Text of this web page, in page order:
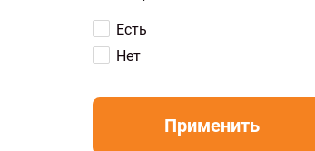
Есть
Нет